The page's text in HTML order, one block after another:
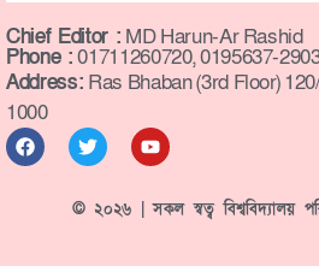
Chief Editor : MD Harun-Ar Rashid
Phone :01711260720, 0195637-
Address: Ras Bhaban (3rd Floor)
1000
© ২০২৬ | সকল স্বত্ব বিশ্ববিদ্যালয়